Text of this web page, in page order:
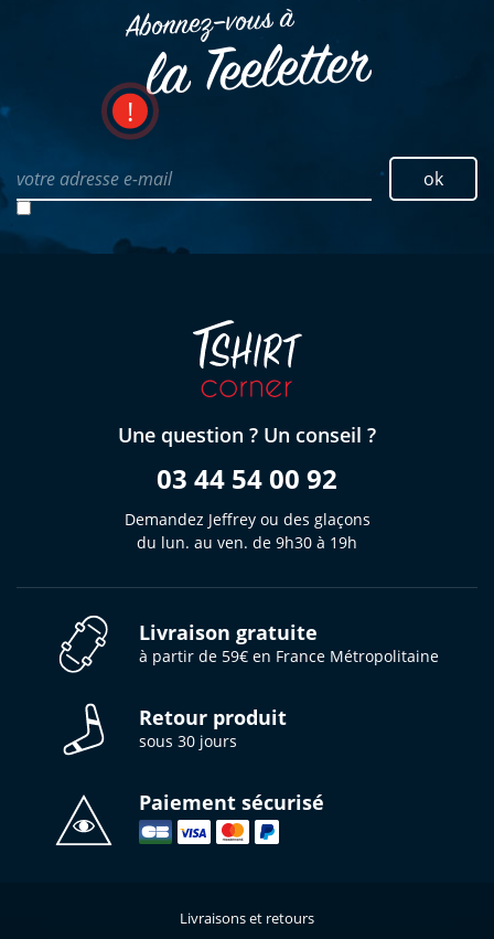
Abonnez–vous à
la Teeletter
votre adresse e-mail ok
Une question ? Un conseil ?
03 44 54 00 92
Demandez Jeffrey ou des glaçons
du lun. au ven. de 9h30 à 19h
Livraison gratuite
à partir de 59€ en France Métropolitaine
Retour produit
sous 30 jours
Paiement sécurisé
Livraisons et retours